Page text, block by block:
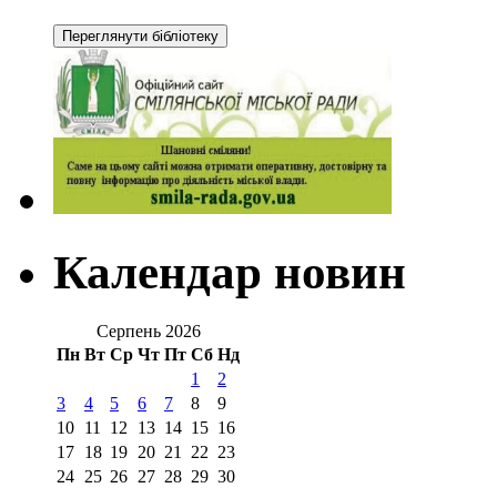
Календар новин
Серпень 2026
Пн Вт Ср Чт Пт Сб Нд
1
2
3
4 5 6 7 8
9
10 11 12 13 14 15 16
17 18 19 20 21 22 23
24 25 26 27 28 29 30